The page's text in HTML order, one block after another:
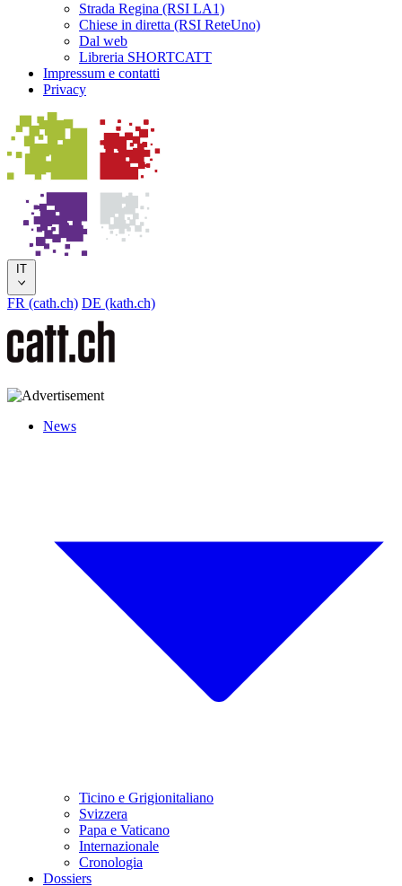
Strada Regina (RSI LA1)
Chiese in diretta (RSI ReteUno)
Dal web
Libreria SHORTCATT
Impressum e contatti
Privacy
IT
FR (cath.ch) DE (kath.ch)
News
Ticino e Grigionitaliano
Svizzera
Papa e Vaticano
Internazionale
Cronologia
Dossiers